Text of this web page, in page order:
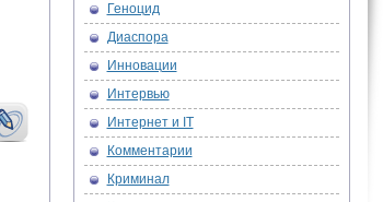
Геноцид
Диаспора
Инновации
Интервью
Интернет и IT
Комментарии
Криминал